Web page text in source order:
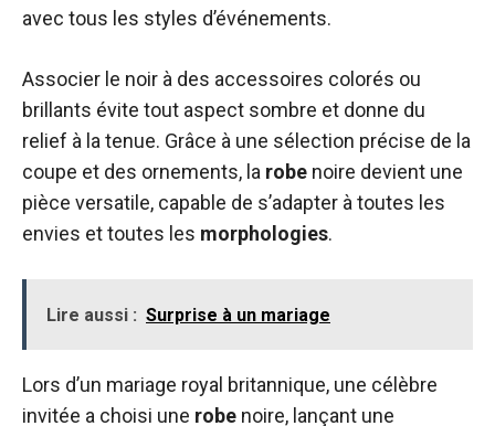
avec tous les styles d’événements.
Associer le noir à des accessoires colorés ou
brillants évite tout aspect sombre et donne du
relief à la tenue. Grâce à une sélection précise de la
coupe et des ornements, la robe noire devient une
pièce versatile, capable de s’adapter à toutes les
envies et toutes les morphologies.
Lire aussi : Surprise à un mariage
Lors d’un mariage royal britannique, une célèbre
invitée a choisi une robe noire, lançant une